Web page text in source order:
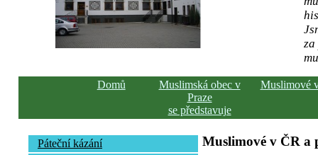
Domů
Muslimská obec v
Praze
se představuje
Muslimové
Páteční kázání
Muslimové v ČR